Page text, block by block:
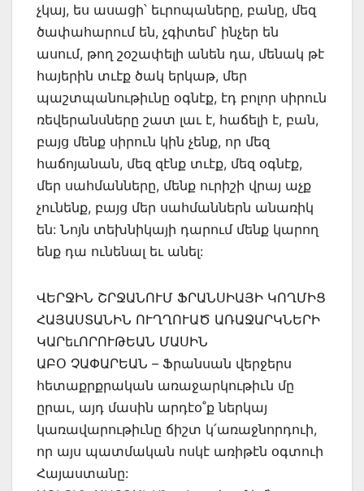
չկայ, ես ասացի՝ եւրոպաները, բանը, մեզ
ծափահարում են, չգիտեմ՝ ինչեր են
ասում, թող շօշափելի անեն դա, մենակ թէ
հայերին տւէք ծակ երկաթ, մեր
պաշտպանութիւնը օգնէք, էդ բոլոր սիրուն
ռեվերանսները շատ լաւ է, հաճելի է, բան,
բայց մենք սիրուն կին չենք, որ մեզ
հաճոյանան, մեզ զէնք տւէք, մեզ օգնէք,
մեր սահմանները, մենք ուրիշի վրայ աչք
չունենք, բայց մեր սահմաններն անառիկ
են: Նոյն տեխնիկայի դարում մենք կարող
ենք դա ունենալ եւ անել:
ՎԵՐՋԻՆ ՇՐՋԱՆՈՒՄ ՖՐԱՆՍԻԱՅԻ ԿՈՂՄԻՑ
ՀԱՅԱՍՏԱՆԻՆ ՈՒՂՂՈՒԱԾ ԱՌԱՋԱՐԿՆԵՐԻ
ԿԱՐեւՈՐՈՒԹԵԱՆ ՄԱՍԻՆ
ԱԲՕ ՉԱՓԱՐԵԱՆ – Ֆրանսան վերջերս
հետաքրքրական առաջարկութիւն մը
ըրաւ, այդ մասին արդէօ˚ք ներկայ
կառավարութիւնը ճիշտ կ՛առաջնորդուի,
որ այս պատմական ոսկէ առիթէն օգտուի
Հայաստանը: